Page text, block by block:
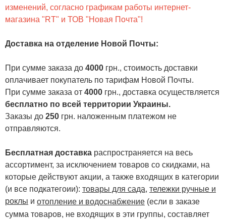
изменений, согласно графикам работы интернет-
магазина "RT" и ТОВ "Новая Почта"!
Доставка на отделение Новой Почты:
При сумме заказа до 4000 грн., стоимость доставки
оплачивает покупатель по тарифам Новой Почты.
При сумме заказа от 4000 грн., доставка осуществляется
бесплатно по всей территории Украины.
Заказы до 250 грн. наложенным платежом не
отправляются.
Бесплатная доставка распространяется на весь
ассортимент, за исключением товаров со скидками, на
которые действуют акции, а также входящих в категории
(и все подкатегоии): товары для сада, тележки ручные и
роклы и отопление и водоснабжение (если в заказе
сумма товаров, не входящих в эти группы, составляет